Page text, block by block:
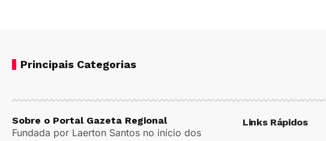
Principais Categorias
Sobre o Portal Gazeta Regional
Fundada por Laerton Santos no início dos
Links Rápidos